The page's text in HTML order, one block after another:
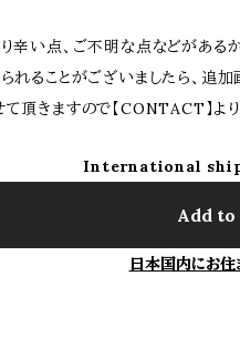
辛い点、ご不明な点などがある
れることがございましたら、追
頂きますので【CONTACT】よ
International
Add
日本国内にお